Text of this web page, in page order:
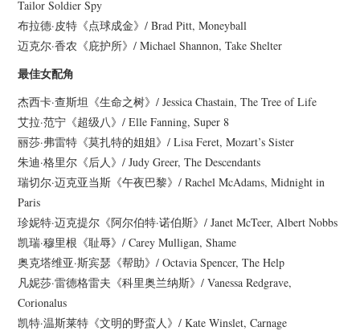
Tailor Soldier Spy
布拉德·皮特《点球成金》/ Brad Pitt, Moneyball
迈克尔·香农《庇护所》/ Michael Shannon, Take Shelter
最佳女配角
杰西卡·查斯坦《生命之树》/ Jessica Chastain, The Tree of Life
艾拉·范宁《超级八》/ Elle Fanning, Super 8
丽莎·弗雷特《莫扎特的姐姐》/ Lisa Feret, Mozart’s Sister
朱迪·格里尔《后人》/ Judy Greer, The Descendants
瑞切尔·迈克亚当斯《午夜巴黎》/ Rachel McAdams, Midnight in
Paris
珍妮特·迈克提尔《阿尔伯特·诺伯斯》/ Janet McTeer, Albert Nobbs
凯瑞·穆里根《耻辱》/ Carey Mulligan, Shame
奥克塔维亚·斯宾瑟《帮助》/ Octavia Spencer, The Help
凡妮莎·雷德格雷夫《科里奥兰纳斯》/ Vanessa Redgrave,
Corionalus
凯特·温斯莱特《文明的野蛮人》/ Kate Winslet, Carnage